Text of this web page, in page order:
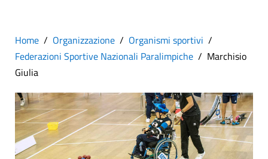
Home Organizzazione
Organismi sportivi
Federazioni Sportive Nazionali Paralimpiche
Marchisio
Giulia